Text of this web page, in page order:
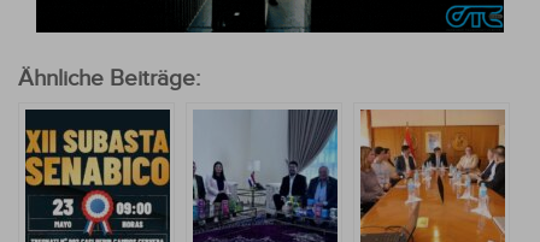
Ähnliche Beiträge: